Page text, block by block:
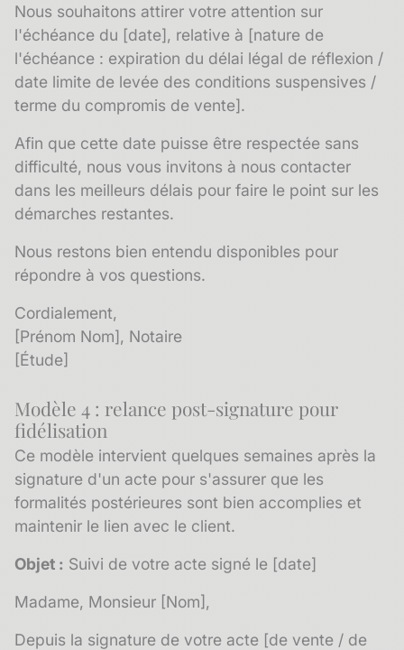
Nous souhaitons attirer votre attention sur
l'échéance du [date], relative à [nature de
l'échéance : expiration du délai légal de réflexion /
date limite de levée des conditions suspensives /
terme du compromis de vente].
Afin que cette date puisse être respectée sans
difficulté, nous vous invitons à nous contacter
dans les meilleurs délais pour faire le point sur les
démarches restantes.
Nous restons bien entendu disponibles pour
répondre à vos questions.
Cordialement,
[Prénom Nom], Notaire
[Étude]
Modèle 4 : relance post-signature pour
fidélisation
Ce modèle intervient quelques semaines après la
signature d'un acte pour s'assurer que les
formalités postérieures sont bien accomplies et
maintenir le lien avec le client.
Objet : Suivi de votre acte signé le [date]
Madame, Monsieur [Nom],
Depuis la signature de votre acte [de vente / de